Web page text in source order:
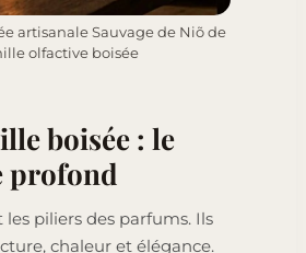
artisanale Sauvage de Niõ de
olfactive boisée
boisée : le
profond
les piliers des parfums. Ils
chaleur et élégance.